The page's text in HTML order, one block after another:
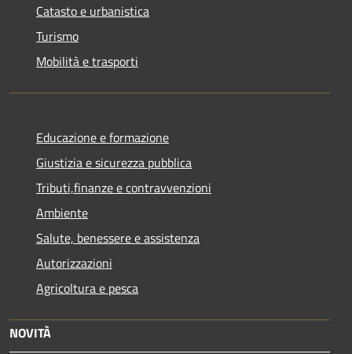
Catasto e urbanistica
Turismo
Mobilità e trasporti
Educazione e formazione
Giustizia e sicurezza pubblica
Tributi,finanze e contravvenzioni
Ambiente
Salute, benessere e assistenza
Autorizzazioni
Agricoltura e pesca
NOVITÀ